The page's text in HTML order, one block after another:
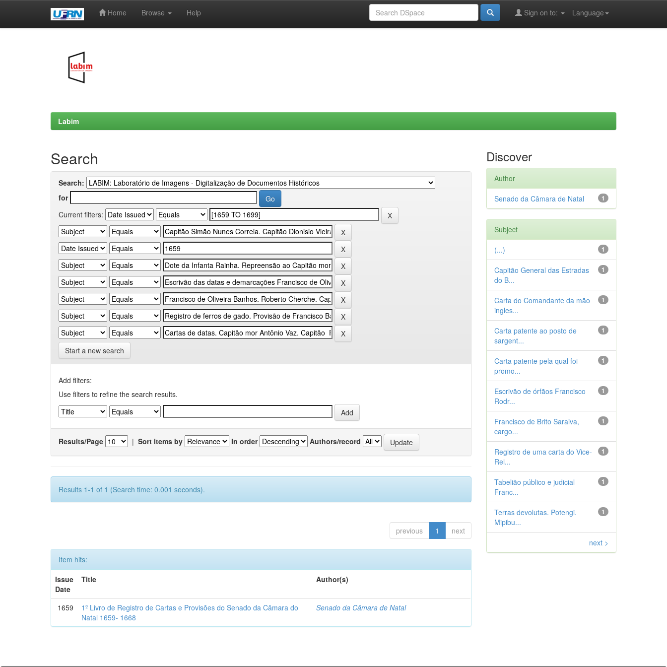
Home Browse Help Language
Sign on to:
Labim
Search
Search:
for
Current filters:
Start a new search
Add filters:
Use filters to refine the search results.
Results/Page | Sort items by In order Authors/record
Results 1-1 of 1 (Search time: 0.001 seconds).
previous 1 next
Item hits:
Issue
Date
Title Author(s)
1659
1º Livro de Registro de Cartas e Provisões do Senado da Câmara do
Natal 1659- 1668
Senado da Câmara de Natal
Discover
Author
1
Senado da Câmara de Natal
Subject
1
(...)
1
Capitão General das Estradas
do B...
1
Carta do Comandante da mão
ingles...
1
Carta patente ao posto de
sargent...
1
Carta patente pela qual foi
promo...
1
Escrivão de órfãos Francisco
Rodr...
1
Francisco de Brito Saraiva,
cargo...
1
Registro de uma carta do Vice-
Rei...
1
Tabelião público e judicial
Franc...
1
Terras devolutas. Potengi.
Mipibu...
next >